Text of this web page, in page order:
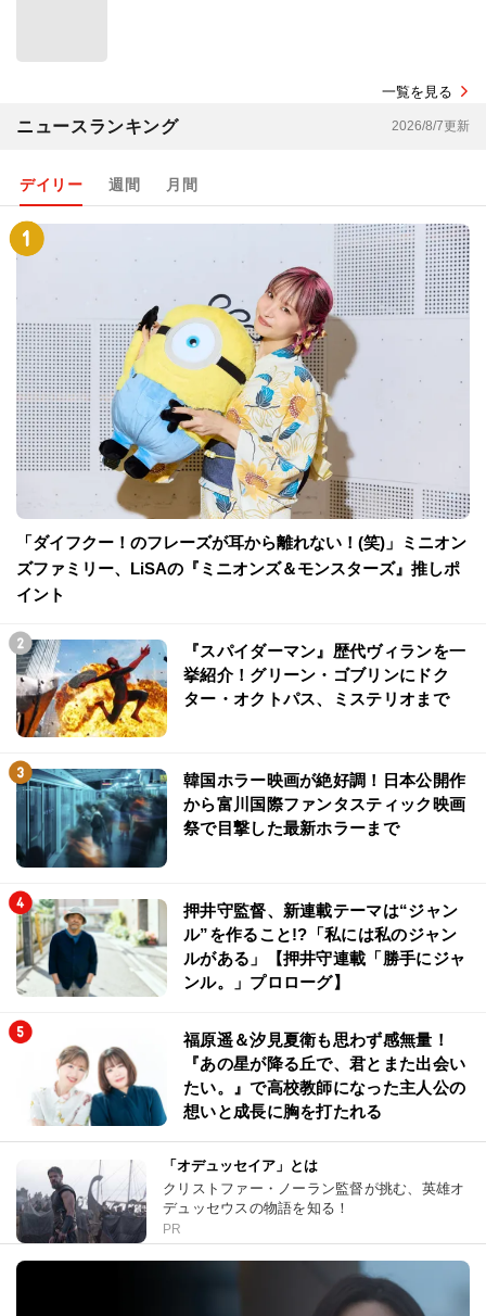
一覧を見る
ニュースランキング 2026/8/7更新
デイリー 週間 月間
「ダイフクー！のフレーズが耳から離れない！(笑)」ミニオン
ズファミリー、LiSAの『ミニオンズ＆モンスターズ』推しポ
イント
『スパイダーマン』歴代ヴィランを一
挙紹介！グリーン・ゴブリンにドク
ター・オクトパス、ミステリオまで
韓国ホラー映画が絶好調！日本公開作
から富川国際ファンタスティック映画
祭で目撃した最新ホラーまで
押井守監督、新連載テーマは“ジャン
ル”を作ること!?「私には私のジャン
ルがある」【押井守連載「勝手にジャ
ンル。」プロローグ】
福原遥＆汐見夏衛も思わず感無量！
『あの星が降る丘で、君とまた出会い
たい。』で高校教師になった主人公の
想いと成長に胸を打たれる
「オデュッセイア」とは
クリストファー・ノーラン監督が挑む、英雄オ
デュッセウスの物語を知る！
PR